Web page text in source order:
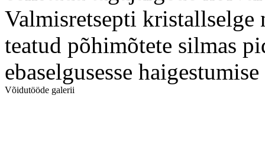
Valmisretsepti kristallselge
teatud põhimõtete silmas
ebaselgusesse
Võidutööde galerii